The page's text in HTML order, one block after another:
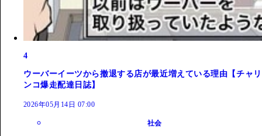
4
ウーバーイーツから撤退する店が最近増えている理由【チャリ
ンコ爆走配達日誌】
2026年05月14日 07:00
社会